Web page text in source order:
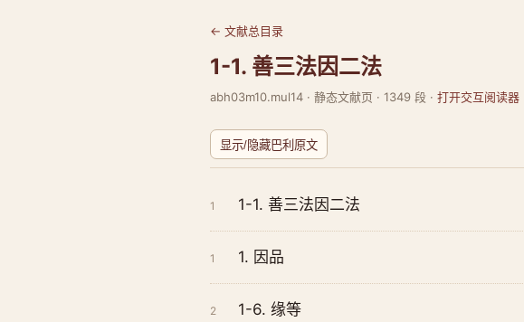
← 文献总目录
1-1. 善三法因二法
abh03m10.mul14 · 静态文献页 · 1349 段 · 打开交互阅读器
显示/隐藏巴利原文
1 1-1. 善三法因二法
1 1. 因品
2 1-6. 缘等